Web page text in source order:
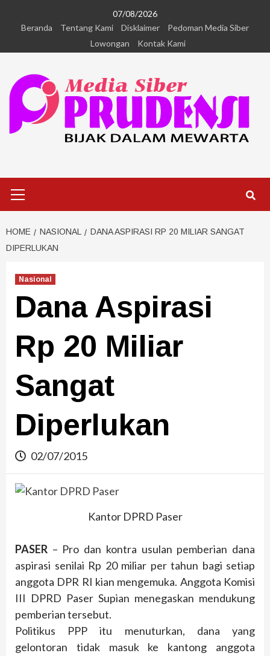
07/08/2026
Beranda
Tentang Kami Disklaimer
Pedoman Media Siber
Lowongan
Kontak Kami
HOME NASIONAL
DANA ASPIRASI RP 20 MILIAR SANGAT
DIPERLUKAN
Nasional
Dana Aspirasi
Rp 20 Miliar
Sangat
Diperlukan
02/07/2015
Kantor DPRD Paser
PASER – Pro dan kontra usulan pemberian dana
aspirasi senilai Rp 20 miliar per tahun bagi setiap
anggota DPR RI kian mengemuka. Anggota Komisi
III DPRD Paser Supian menegaskan mendukung
pemberian tersebut.
Politikus PPP itu menuturkan, dana yang
gelontoran tidak masuk ke kantong anggota